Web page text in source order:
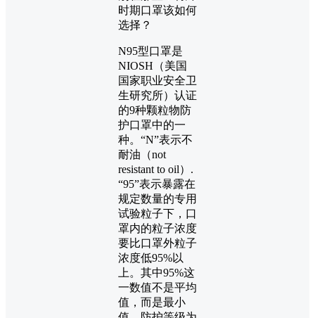
N95型口罩是
NIOSH（美国
国家职业安全卫
生研究所）认证
的9种颗粒物防
护口罩中的一
种。“N”表示不
耐油（not
resistant to oil）.
“95”表示暴露在
规定数量的专用
试验粒子下，口
罩内的粒子浓度
要比口罩外粒子
浓度低95%以
上。其中95%这
一数值不是平均
值，而是最小